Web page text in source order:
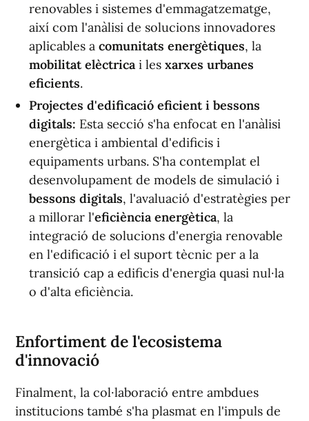
renovables i sistemes d'emmagatzematge,
així com l'anàlisi de solucions innovadores
aplicables a comunitats energètiques, la
mobilitat elèctrica i les xarxes urbanes
eficients.
Projectes d'edificació eficient i bessons
digitals: Esta secció s'ha enfocat en l'anàlisi
energètica i ambiental d'edificis i
equipaments urbans. S'ha contemplat el
desenvolupament de models de simulació i
bessons digitals, l'avaluació d'estratègies per
a millorar l'eficiència energètica, la
integració de solucions d'energia renovable
en l'edificació i el suport tècnic per a la
transició cap a edificis d'energia quasi nul·la
o d'alta eficiència.
Enfortiment de l'ecosistema
d'innovació
Finalment, la col·laboració entre ambdues
institucions també s'ha plasmat en l'impuls de